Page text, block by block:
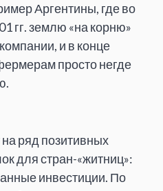
Аргентины, где во
гг. землю «на корню»
и в конце
просто негде
ряд позитивных
для стран-«житниц»:
инвестиции. По